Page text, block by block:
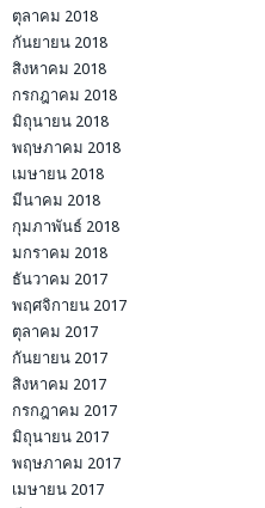
ตุลาคม 2018
กันยายน 2018
สิงหาคม 2018
กรกฎาคม 2018
มิถุนายน 2018
พฤษภาคม 2018
เมษายน 2018
มีนาคม 2018
กุมภาพันธ์ 2018
มกราคม 2018
ธันวาคม 2017
พฤศจิกายน 2017
ตุลาคม 2017
กันยายน 2017
สิงหาคม 2017
กรกฎาคม 2017
มิถุนายน 2017
พฤษภาคม 2017
เมษายน 2017